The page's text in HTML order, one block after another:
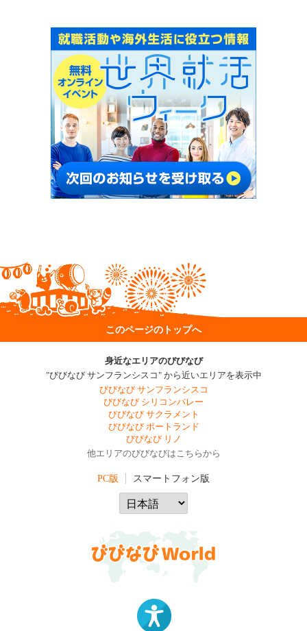
このページのトップへ
身近なエリアのびびなび
"びびなび サンフランシスコ" から近いエリアを表示中
びびなび サンフランシスコ
びびなび シリコンバレー
びびなび サクラメント
びびなび ポートランド
びびなび リノ
他エリアのびびなびはこちらから
PC版 スマートフォン版